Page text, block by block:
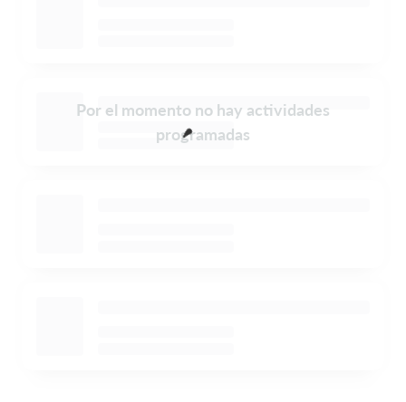
Por el momento no hay actividades
programadas